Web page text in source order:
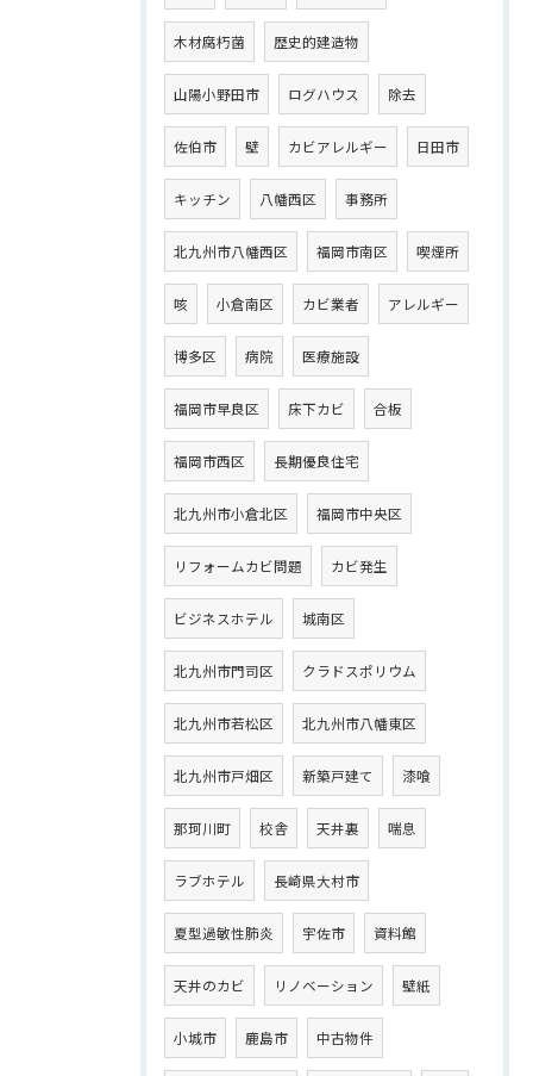
木材腐朽菌 歴史的建造物
山陽小野田市 ログハウス 除去
佐伯市 壁 カビアレルギー 日田市
キッチン 八幡西区 事務所
北九州市八幡西区 福岡市南区 喫煙所
咳 小倉南区 カビ業者 アレルギー
博多区 病院 医療施設
福岡市早良区 床下カビ 合板
福岡市西区 長期優良住宅
北九州市小倉北区 福岡市中央区
リフォームカビ問題 カビ発生
ビジネスホテル 城南区
北九州市門司区 クラドスポリウム
北九州市若松区 北九州市八幡東区
北九州市戸畑区 新築戸建て 漆喰
那珂川町 校舎 天井裏 喘息
ラブホテル 長崎県大村市
夏型過敏性肺炎 宇佐市 資料館
天井のカビ リノベーション 壁紙
小城市 鹿島市 中古物件